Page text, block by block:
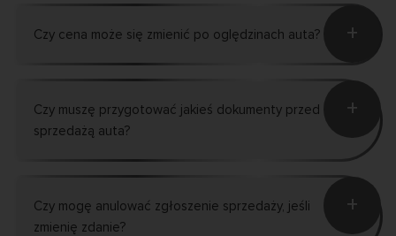
Czy cena może się zmienić po oględzinach auta? +
Czy muszę przygotować jakieś dokumenty przed
sprzedażą auta?
+
Czy mogę anulować zgłoszenie sprzedaży, jeśli
zmienię zdanie?
+